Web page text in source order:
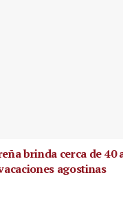
brinda cerca de 40
agostinas